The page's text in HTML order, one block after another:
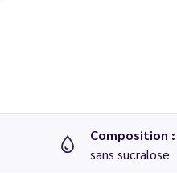
Composition :
sans sucralose